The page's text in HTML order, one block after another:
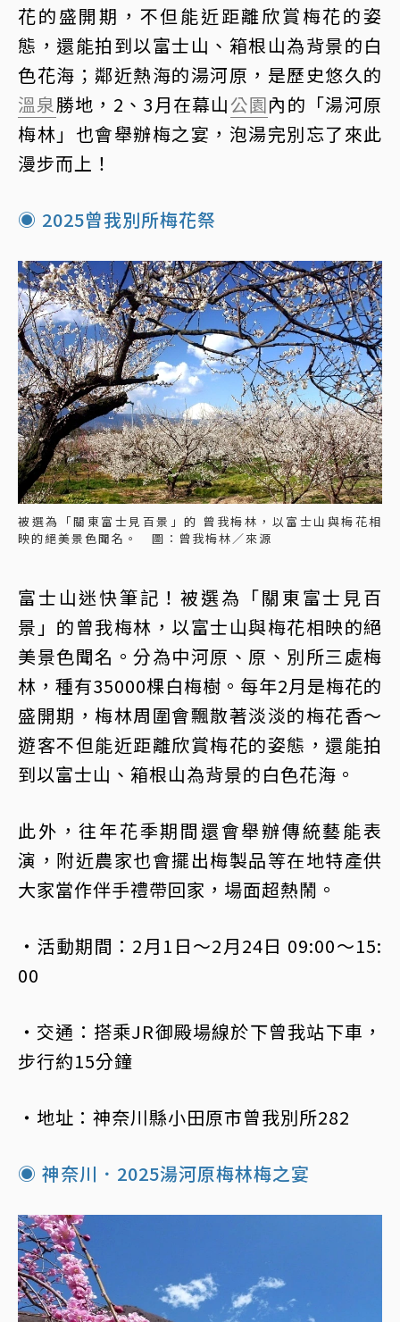
花的盛開期，不但能近距離欣賞梅花的姿
態，還能拍到以富士山、箱根山為背景的白
色花海；鄰近熱海的湯河原，是歷史悠久的
溫泉勝地，2、3月在幕山公園內的「湯河原
梅林」也會舉辦梅之宴，泡湯完別忘了來此
漫步而上！
◉ 2025曾我別所梅花祭
被選為「關東富士見百景」的 曾我梅林，以富士山與梅花相
映的絕美景色聞名。 圖：曾我梅林／來源
富士山迷快筆記！被選為「關東富士見百
景」的曾我梅林，以富士山與梅花相映的絕
美景色聞名。分為中河原、原、別所三處梅
林，種有35000棵白梅樹。每年2月是梅花的
盛開期，梅林周圍會飄散著淡淡的梅花香～
遊客不但能近距離欣賞梅花的姿態，還能拍
到以富士山、箱根山為背景的白色花海。
此外，往年花季期間還會舉辦傳統藝能表
演，附近農家也會擺出梅製品等在地特產供
大家當作伴手禮帶回家，場面超熱鬧。
・活動期間：2月1日～2月24日 09:00～15:
00
・交通：搭乘JR御殿場線於下曾我站下車，
步行約15分鐘
・地址：神奈川縣小田原市曾我別所282
◉ 神奈川．2025湯河原梅林梅之宴